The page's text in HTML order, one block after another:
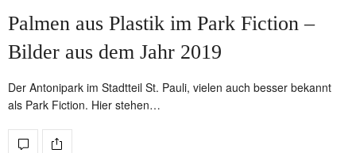
Palmen aus Plastik im Park Fiction –
Bilder aus dem Jahr 2019
Der Antonipark im Stadtteil St. Pauli, vielen auch besser bekannt
als Park Fiction. Hier stehen…